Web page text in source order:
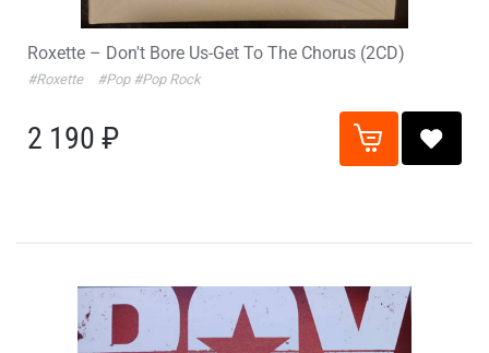
Roxette – Don't Bore Us-Get To The Chorus (2CD)
#Roxette #Pop #Pop Rock
2 190 ₽